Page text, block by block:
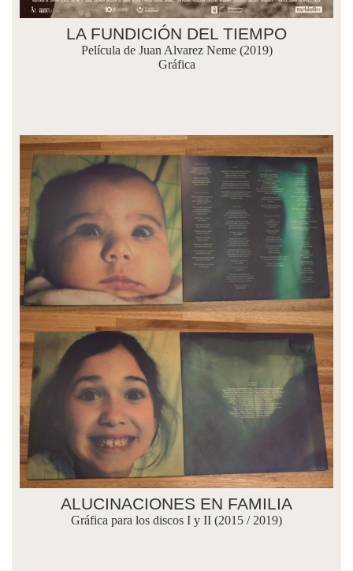
LA FUNDICIÓN DEL TIEMPO
Película de Juan Alvarez Neme (2019)
Gráfica
ALUCINACIONES EN FAMILIA
Gráfica para los discos I y II (2015 / 2019)